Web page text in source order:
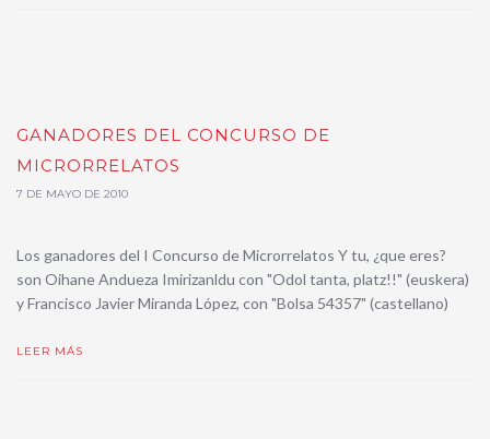
GANADORES DEL CONCURSO DE
MICRORRELATOS
7 DE MAYO DE 2010
Los ganadores del I Concurso de Microrrelatos Y tu, ¿que eres?
son Oihane Andueza Imirizanldu con "Odol tanta, platz!!" (euskera)
y Francisco Javier Miranda López, con "Bolsa 54357" (castellano)
LEER MÁS